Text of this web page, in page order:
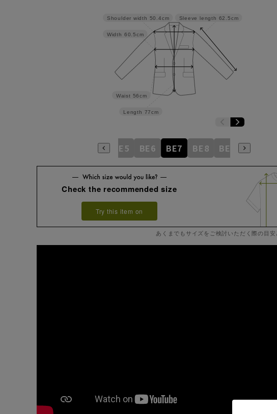
Sleeve length 62.5cm
Length 77cm
Waist 56cm
Width 60.5cm
Shoulder width 50.4cm
BE4 BE5 BE6 BE7 BE8 BE9 BE10
Check the recommended size
Try this item on
あくまでもサイズをご検討いただく際の目安